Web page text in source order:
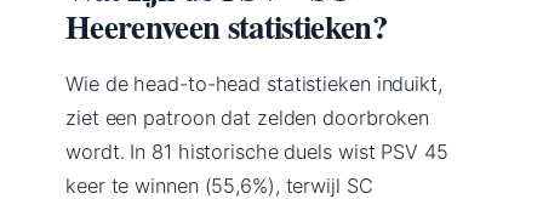
Heerenveen statistieken?
Wie de head-to-head statistieken induikt,
ziet een patroon dat zelden doorbroken
wordt. In 81 historische duels wist PSV 45
keer te winnen (55,6%), terwijl SC